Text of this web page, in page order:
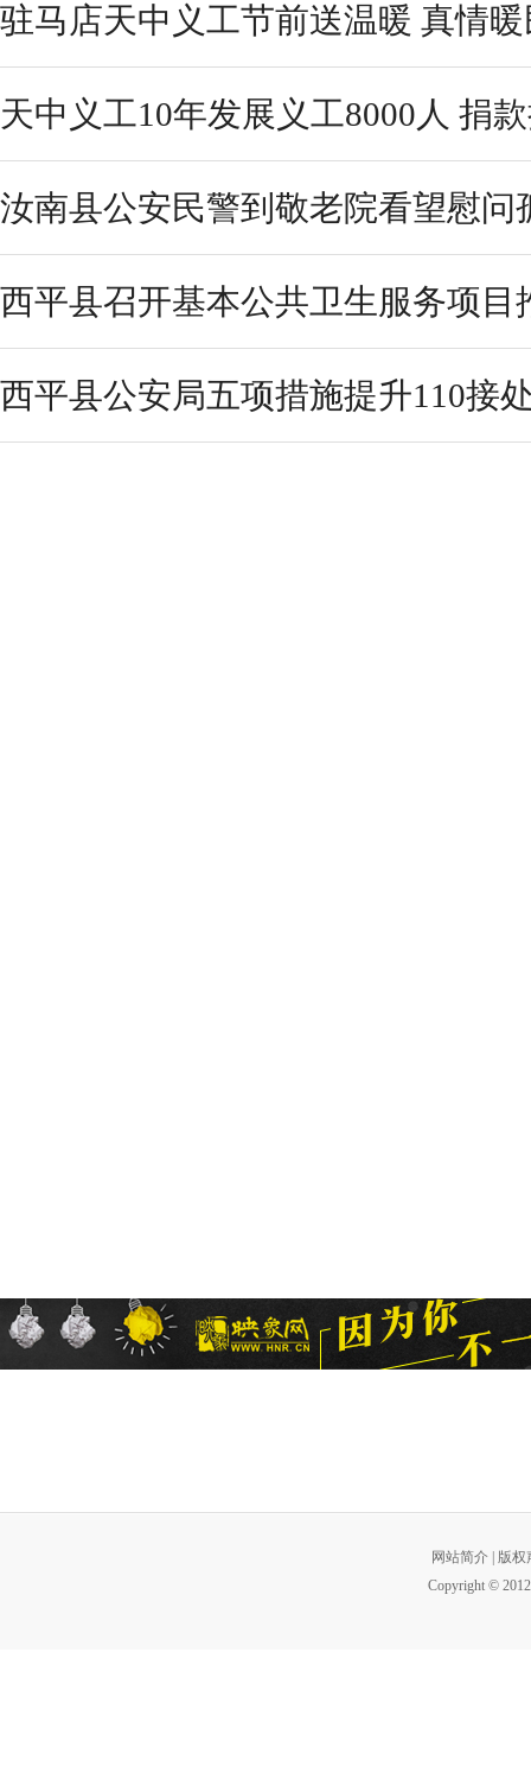
驻马店天中义工节前送温暖 真情
天中义工10年发展义工8000人 捐
汝南县公安民警到敬老院看望慰问
西平县召开基本公共卫生服务项目
西平县公安局五项措施提升110接
网站简介
版权
Copyright ©